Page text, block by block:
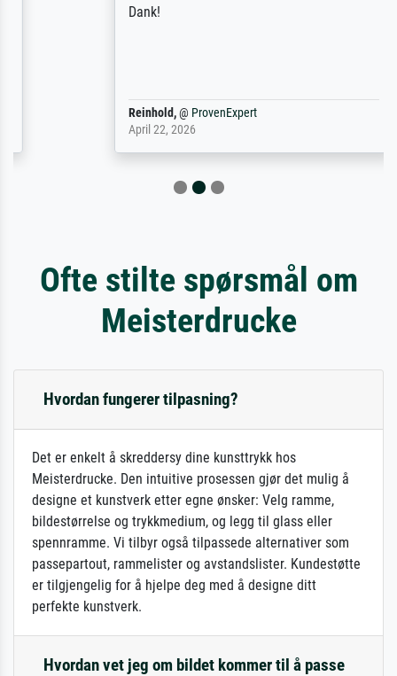
@ProvenExpert
April 22, 2026
Ofte stilte spørsmål om
Meisterdrucke
Hvordan fungerer tilpasning?
Det er enkelt å skreddersy dine kunsttrykk hos
Meisterdrucke. Den intuitive prosessen gjør det mulig å
designe et kunstverk etter egne ønsker: Velg ramme,
bildestørrelse og trykkmedium, og legg til glass eller
spennramme. Vi tilbyr også tilpassede alternativer som
passepartout, rammelister og avstandslister. Kundestøtte
er tilgjengelig for å hjelpe deg med å designe ditt
perfekte kunstverk.
Hvordan vet jeg om bildet kommer til å passe